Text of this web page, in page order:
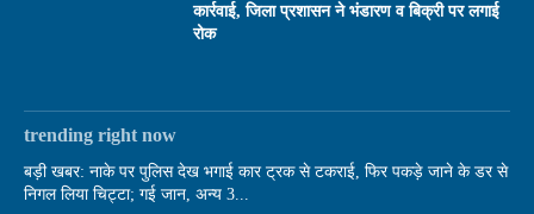
कार्रवाई, जिला प्रशासन ने भंडारण व बिक्री पर लगाई
रोक
trending right now
बड़ी खबर: नाके पर पुलिस देख भगाई कार ट्रक से टकराई, फिर पकड़े जाने के डर से
निगल लिया चिट्टा; गई जान, अन्य 3...